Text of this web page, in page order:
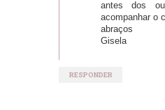
antes dos
acompanhar o
abraços
Gisela
RESPONDER